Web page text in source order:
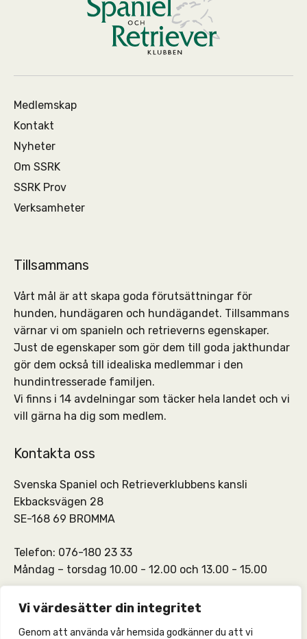
Vi värdesätter din integritet
Genom att använda vår hemsida godkänner du att vi
Medlemskap
Kontakt
Nyheter
Om SSRK
SSRK Prov
Verksamheter
Tillsammans
Vårt mål är att skapa goda förutsättningar för
hunden, hundägaren och hundägandet. Tillsammans
värnar vi om spanieln och retrieverns egenskaper.
Just de egenskaper som gör dem till goda jakthundar
gör dem också till idealiska medlemmar i den
hundintresserade familjen.
Vi finns i 14 avdelningar som täcker hela landet och vi
vill gärna ha dig som medlem.
Kontakta oss
Svenska Spaniel och Retrieverklubbens kansli
Ekbacksvägen 28
SE-168 69 BROMMA
Telefon: 076-180 23 33
Måndag – torsdag 10.00 - 12.00 och 13.00 - 15.00
SSRKs kansli och medlemskontakt:info@ssrk.se